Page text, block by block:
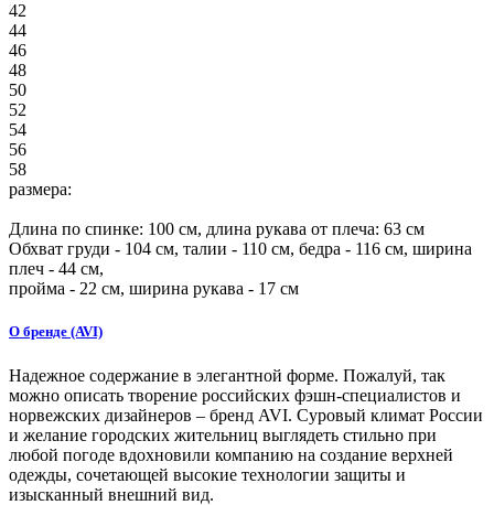
42
44
46
48
50
52
54
56
58
размера:
Длина по спинке: 100 см, длина рукава от плеча: 63 см
Обхват груди - 104 см, талии - 110 см, бедра - 116 см, ширина
плеч - 44 см,
пройма - 22 см, ширина рукава - 17 см
О бренде (AVI)
Надежное содержание в элегантной форме. Пожалуй, так
можно описать творение российских фэшн-специалистов и
норвежских дизайнеров – бренд AVI. Суровый климат России
и желание городских жительниц выглядеть стильно при
любой погоде вдохновили компанию на создание верхней
одежды, сочетающей высокие технологии защиты и
изысканный внешний вид.